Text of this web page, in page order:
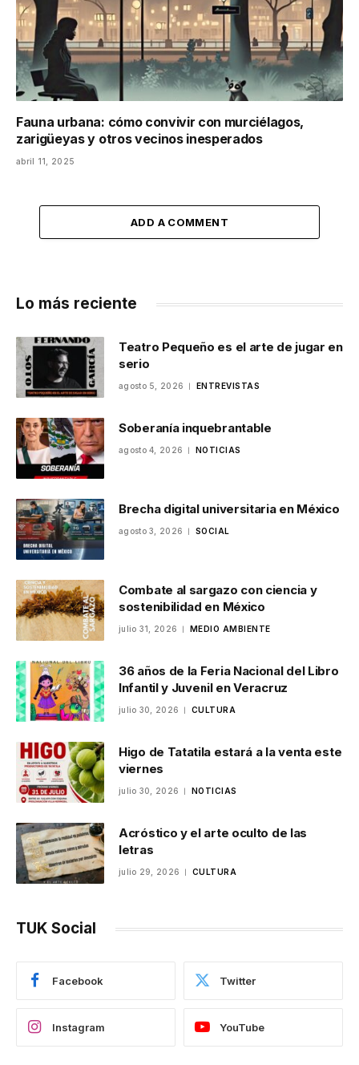
Fauna urbana: cómo convivir con murciélagos,
zarigüeyas y otros vecinos inesperados
abril 11, 2025
ADD A COMMENT
Lo más reciente
Teatro Pequeño es el arte de jugar en
serio
agosto 5, 2026 ENTREVISTAS
Soberanía inquebrantable
agosto 4, 2026 NOTICIAS
Brecha digital universitaria en México
agosto 3, 2026 SOCIAL
Combate al sargazo con ciencia y
sostenibilidad en México
julio 31, 2026 MEDIO AMBIENTE
36 años de la Feria Nacional del Libro
Infantil y Juvenil en Veracruz
julio 30, 2026 CULTURA
Higo de Tatatila estará a la venta este
viernes
julio 30, 2026 NOTICIAS
Acróstico y el arte oculto de las
letras
julio 29, 2026 CULTURA
TUK Social
Facebook Twitter
Instagram YouTube